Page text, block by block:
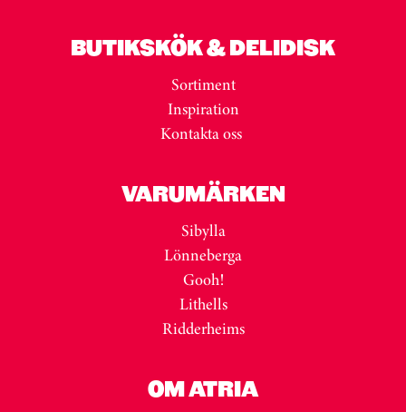
BUTIKSKÖK & DELIDISK
Sortiment
Inspiration
Kontakta oss
VARUMÄRKEN
Sibylla
Lönneberga
Gooh!
Lithells
Ridderheims
OM ATRIA